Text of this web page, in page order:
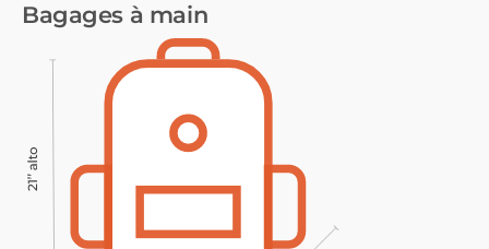
Bagages à main